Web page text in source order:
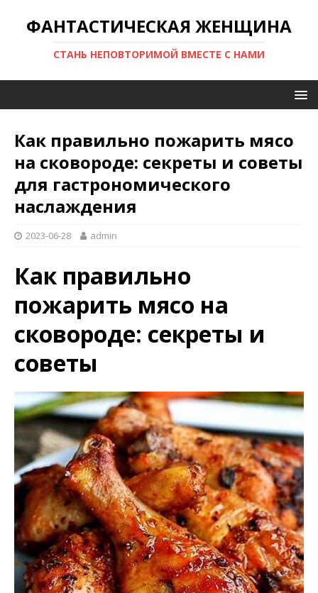
ФАНТАСТИЧЕСКАЯ ЖЕНЩИНА
СТАНЬ НЕПОВТОРИМОЙ ВМЕСТЕ С НАМИ
Как правильно пожарить мясо
на сковороде: секреты и советы
для гастрономического
наслаждения
2023-06-28 admin
Как правильно
пожарить мясо на
сковороде: секреты и
советы